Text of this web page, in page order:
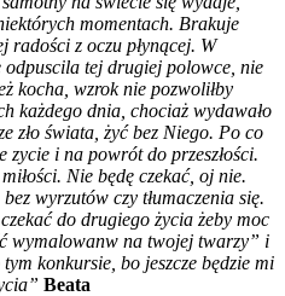
momentach. Brakuje
radości z oczu płynącej. W
tej drugiej polowce, nie
kocha, wzrok nie pozwoliłby
każdego dnia, chociaż wydawało
zło świata, żyć bez Niego. Po co
zycie i na powrót do przeszłości.
Nie będę czekać, oj nie.
wyrzutów czy tłumaczenia się.
do drugiego życia żeby moc
wymalowanw na twojej twarzy” i
konkursie, bo jeszcze będzie mi
Beata